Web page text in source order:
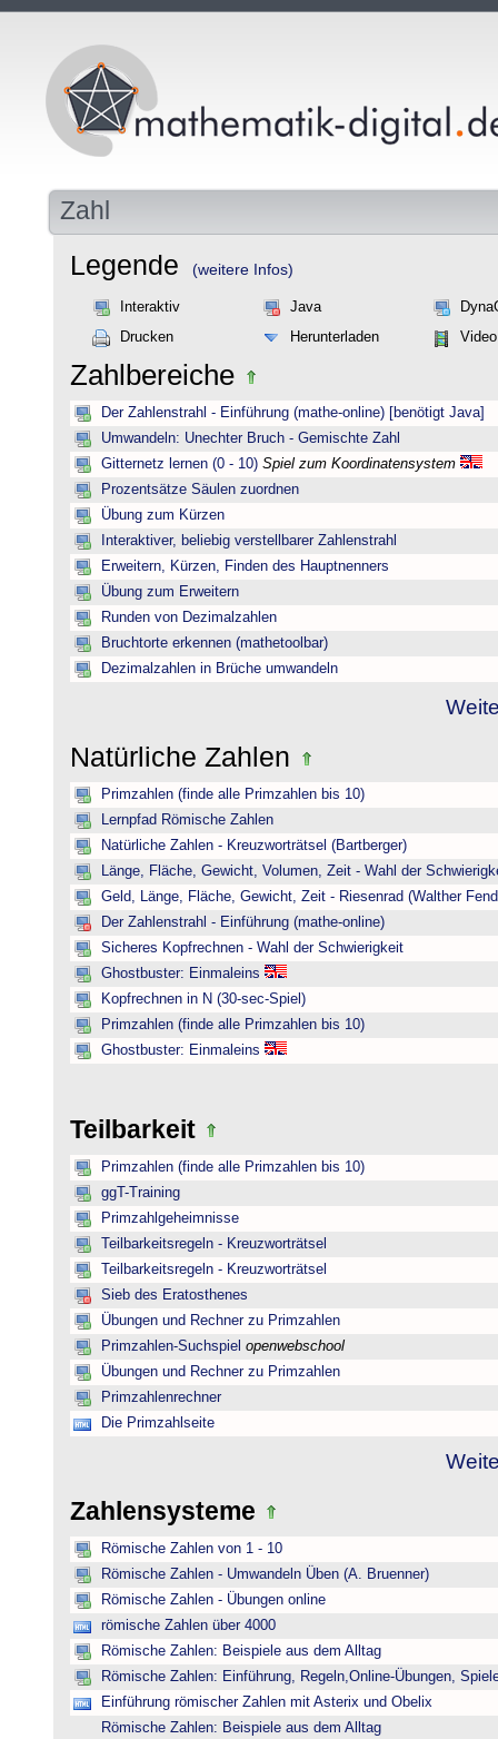
Zahl
Legende (weitere Infos)
Interaktiv Java
Drucken
Herunterladen Video
Zahlbereiche
Der Zahlenstrahl - Einführung (mathe-online) [benötigt Java]
Umwandeln: Unechter Bruch - Gemischte Zahl
Gitternetz lernen (0 - 10) Spiel zum Koordinatensystem
Prozentsätze Säulen zuordnen
Übung zum Kürzen
Interaktiver, beliebig verstellbarer Zahlenstrahl
Erweitern, Kürzen, Finden des Hauptnenners
Übung zum Erweitern
Runden von Dezimalzahlen
Bruchtorte erkennen (mathetoolbar)
Dezimalzahlen in Brüche umwandeln
Natürliche Zahlen
Primzahlen (finde alle Primzahlen bis 10)
Lernpfad Römische Zahlen
Natürliche Zahlen - Kreuzworträtsel (Bartberger)
Länge, Fläche, Gewicht, Volumen, Zeit - Wahl der
Geld, Länge, Fläche, Gewicht, Zeit - Riesenrad (Walther
Der Zahlenstrahl - Einführung (mathe-online)
Sicheres Kopfrechnen - Wahl der Schwierigkeit
Ghostbuster: Einmaleins
Kopfrechnen in N (30-sec-Spiel)
Primzahlen (finde alle Primzahlen bis 10)
Ghostbuster: Einmaleins
Teilbarkeit
Primzahlen (finde alle Primzahlen bis 10)
ggT-Training
Primzahlgeheimnisse
Teilbarkeitsregeln - Kreuzworträtsel
Teilbarkeitsregeln - Kreuzworträtsel
Sieb des Eratosthenes
Übungen und Rechner zu Primzahlen
Primzahlen-Suchspiel openwebschool
Übungen und Rechner zu Primzahlen
Primzahlenrechner
Die Primzahlseite
Zahlensysteme
Römische Zahlen von 1 - 10
Römische Zahlen - Umwandeln Üben (A. Bruenner)
Römische Zahlen - Übungen online
römische Zahlen über 4000
Römische Zahlen: Beispiele aus dem Alltag
Römische Zahlen: Einführung, Regeln,Online-Übungen,
Einführung römischer Zahlen mit Asterix und Obelix
Römische Zahlen: Beispiele aus dem Alltag